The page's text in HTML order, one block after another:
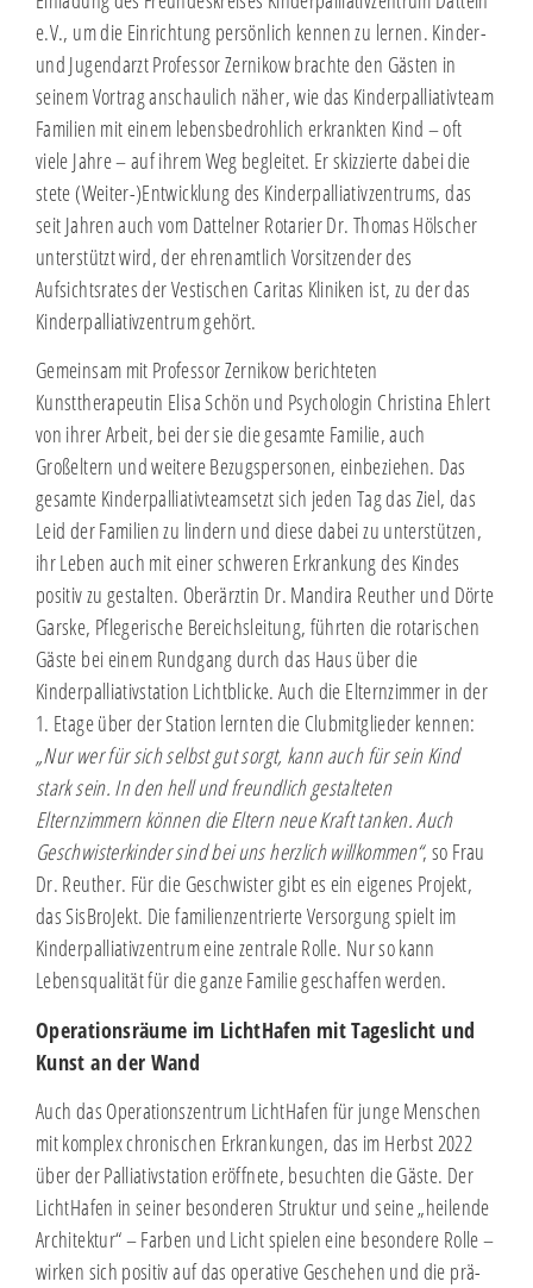
e.V., um die Einrichtung persönlich kennen zu lernen. Kinder-
und Jugendarzt Professor Zernikow brachte den Gästen in
seinem Vortrag anschaulich näher, wie das Kinderpalliativteam
Familien mit einem lebensbedrohlich erkrankten Kind – oft
viele Jahre – auf ihrem Weg begleitet. Er skizzierte dabei die
stete (Weiter-)Entwicklung des Kinderpalliativzentrums, das
seit Jahren auch vom Dattelner Rotarier Dr. Thomas Hölscher
unterstützt wird, der ehrenamtlich Vorsitzender des
Aufsichtsrates der Vestischen Caritas Kliniken ist, zu der das
Kinderpalliativzentrum gehört.
Gemeinsam mit Professor Zernikow berichteten
Kunsttherapeutin Elisa Schön und Psychologin Christina Ehlert
von ihrer Arbeit, bei der sie die gesamte Familie, auch
Großeltern und weitere Bezugspersonen, einbeziehen. Das
gesamte Kinderpalliativteamsetzt sich jeden Tag das Ziel, das
Leid der Familien zu lindern und diese dabei zu unterstützen,
ihr Leben auch mit einer schweren Erkrankung des Kindes
positiv zu gestalten. Oberärztin Dr. Mandira Reuther und Dörte
Garske, Pflegerische Bereichsleitung, führten die rotarischen
Gäste bei einem Rundgang durch das Haus über die
Kinderpalliativstation Lichtblicke. Auch die Elternzimmer in der
1. Etage über der Station lernten die Clubmitglieder kennen:
„Nur wer für sich selbst gut sorgt, kann auch für sein Kind
stark sein. In den hell und freundlich gestalteten
Elternzimmern können die Eltern neue Kraft tanken. Auch
Geschwisterkinder sind bei uns herzlich willkommen“, so Frau
Dr. Reuther. Für die Geschwister gibt es ein eigenes Projekt,
das SisBroJekt. Die familienzentrierte Versorgung spielt im
Kinderpalliativzentrum eine zentrale Rolle. Nur so kann
Lebensqualität für die ganze Familie geschaffen werden.
Operationsräume im LichtHafen mit Tageslicht und
Kunst an der Wand
Auch das Operationszentrum LichtHafen für junge Menschen
mit komplex chronischen Erkrankungen, das im Herbst 2022
über der Palliativstation eröffnete, besuchten die Gäste. Der
LichtHafen in seiner besonderen Struktur und seine „heilende
Architektur“ – Farben und Licht spielen eine besondere Rolle –
wirken sich positiv auf das operative Geschehen und die prä-